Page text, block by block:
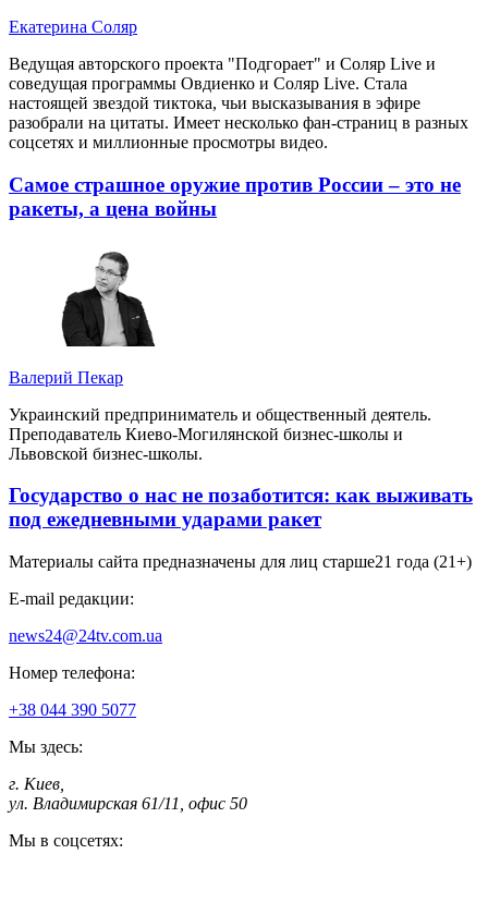
Екатерина Соляр
Ведущая авторского проекта "Подгорает" и Соляр Live и
соведущая программы Овдиенко и Соляр Live. Стала
настоящей звездой тиктока, чьи высказывания в эфире
разобрали на цитаты. Имеет несколько фан-страниц в разных
соцсетях и миллионные просмотры видео.
Самое страшное оружие против России – это не
ракеты, а цена войны
Валерий Пекар
Украинский предприниматель и общественный деятель.
Преподаватель Киево-Могилянской бизнес-школы и
Львовской бизнес-школы.
Государство о нас не позаботится: как выживать
под ежедневными ударами ракет
Материалы сайта предназначены для лиц старше21 года (21+)
E-mail редакции:
news24@24tv.com.ua
Номер телефона:
+38 044 390 5077
Мы здесь:
г. Киев
ул. Владимирская 61/11, офис 50
Мы в соцсетях: